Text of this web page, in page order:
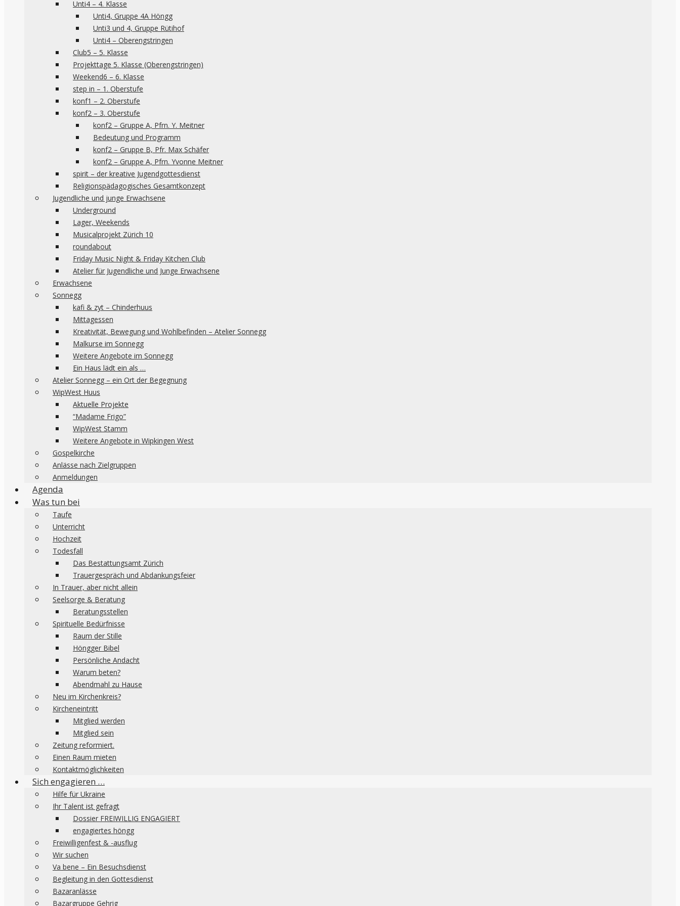
Unti4 – 4. Klasse
Unti4, Gruppe 4A Höngg
Unti3 und 4, Gruppe Rütihof
Unti4 – Oberengstringen
Club5 – 5. Klasse
Projekttage 5. Klasse (Oberengstringen)
Weekend6 – 6. Klasse
step in – 1. Oberstufe
konf1 – 2. Oberstufe
konf2 – 3. Oberstufe
konf2 – Gruppe A, Pfrn. Y. Meitner
Bedeutung und Programm
konf2 – Gruppe B, Pfr. Max Schäfer
konf2 – Gruppe A, Pfrn. Yvonne Meitner
spirit – der kreative Jugendgottesdienst
Religionspädagogisches Gesamtkonzept
Jugendliche und junge Erwachsene
Underground
Lager, Weekends
Musicalprojekt Zürich 10
roundabout
Friday Music Night & Friday Kitchen Club
Atelier für Jugendliche und Junge Erwachsene
Erwachsene
Sonnegg
kafi & zyt – Chinderhuus
Mittagessen
Kreativität, Bewegung und Wohlbefinden – Atelier Sonnegg
Malkurse im Sonnegg
Weitere Angebote im Sonnegg
Ein Haus lädt ein als …
Atelier Sonnegg – ein Ort der Begegnung
WipWest Huus
Aktuelle Projekte
“Madame Frigo”
WipWest Stamm
Weitere Angebote in Wipkingen West
Gospelkirche
Anlässe nach Zielgruppen
Anmeldungen
Agenda
Was tun bei
Taufe
Unterricht
Hochzeit
Todesfall
Das Bestattungsamt Zürich
Trauergespräch und Abdankungsfeier
In Trauer, aber nicht allein
Seelsorge & Beratung
Beratungsstellen
Spirituelle Bedürfnisse
Raum der Stille
Höngger Bibel
Persönliche Andacht
Warum beten?
Abendmahl zu Hause
Neu im Kirchenkreis?
Kircheneintritt
Mitglied werden
Mitglied sein
Zeitung reformiert.
Einen Raum mieten
Kontaktmöglichkeiten
Sich engagieren …
Hilfe für Ukraine
Ihr Talent ist gefragt
Dossier FREIWILLIG ENGAGIERT
engagiertes höngg
Freiwilligenfest & -ausflug
Wir suchen
Va bene – Ein Besuchsdienst
Begleitung in den Gottesdienst
Bazaranlässe
Bazargruppe Gehrig